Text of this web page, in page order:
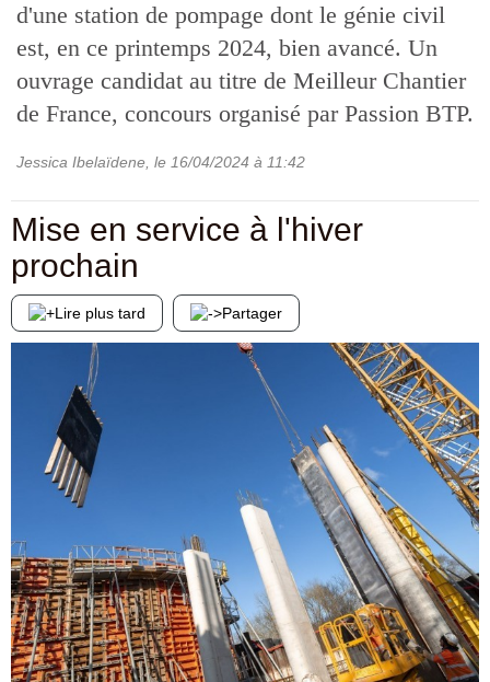
d'une station de pompage dont le génie civil
est, en ce printemps 2024, bien avancé. Un
ouvrage candidat au titre de Meilleur Chantier
de France, concours organisé par Passion BTP.
Jessica Ibelaïdene , le 16/04/2024 à 11:42
Mise en service à l'hiver
prochain
Lire plus tard Partager